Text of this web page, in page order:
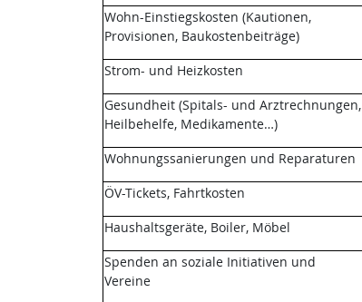
Wohn-Einstiegskosten (Kautionen,
Provisionen, Baukostenbeiträge)
Strom- und Heizkosten
Gesundheit (Spitals- und Arztrechnungen,
Heilbehelfe, Medikamente…)
Wohnungssanierungen und Reparaturen
ÖV-Tickets, Fahrtkosten
Haushaltsgeräte, Boiler, Möbel
Spenden an soziale Initiativen und
Vereine